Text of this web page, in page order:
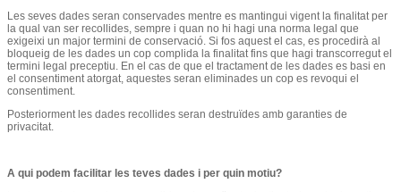
Les seves dades seran conservades mentre es mantingui vigent la finalitat per
la qual van ser recollides, sempre i quan no hi hagi una norma legal que
exigeixi un major termini de conservació. Si fos aquest el cas, es procedirà al
bloqueig de les dades un cop complida la finalitat fins que hagi transcorregut el
termini legal preceptiu. En el cas de que el tractament de les dades es basi en
el consentiment atorgat, aquestes seran eliminades un cop es revoqui el
consentiment.
Posteriorment les dades recollides seran destruïdes amb garanties de
privacitat.
A qui podem facilitar les teves dades i per quin motiu?